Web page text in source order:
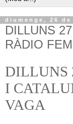
diumenge, 26
DILLUNS
RÀDIO
DILLUNS
I
VAGA